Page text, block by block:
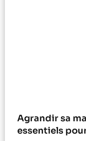
Agrandir sa
essentiels